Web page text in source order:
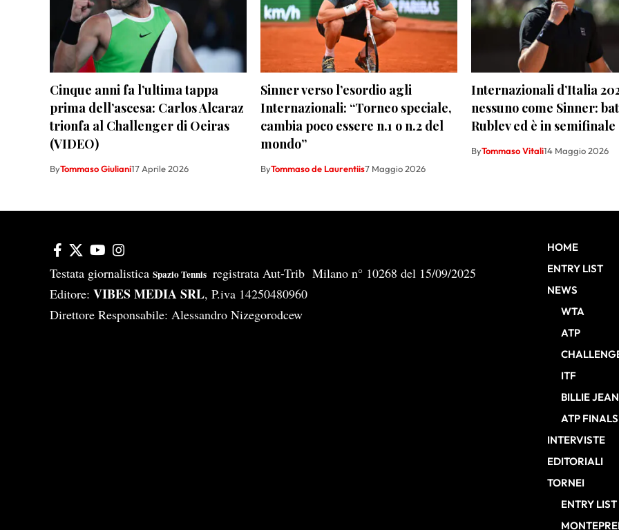
Cinque anni fa l’ultima tappa
prima dell’ascesa: Carlos Alcaraz
trionfa al Challenger di Oeiras
(VIDEO)
ByTommaso Giuliani17 Aprile 2026
Sinner verso l’esordio agli
Internazionali: “Torneo speciale,
cambia poco essere n.1 o n.2 del
mondo”
ByTommaso de Laurentiis7 Maggio 2026
Internazionali d’Italia
nessuno come Sinner:
Rublev ed è in semifinale
ByTommaso Vitali14 Maggio 2026
Testata giornalistica Spazio Tennis registrata Aut-Trib Milano n° 10268 del 15/09/2025
Editore: VIBES MEDIA SRL, P.iva 14250480960
Direttore Responsabile: Alessandro Nizegorodcew
HOME
ENTRY LIST
NEWS
WTA
ATP
ITF
BILLIE
ATP FINALS
INTERVISTE
EDITORIALI
TORNEI
ENTRY LIST